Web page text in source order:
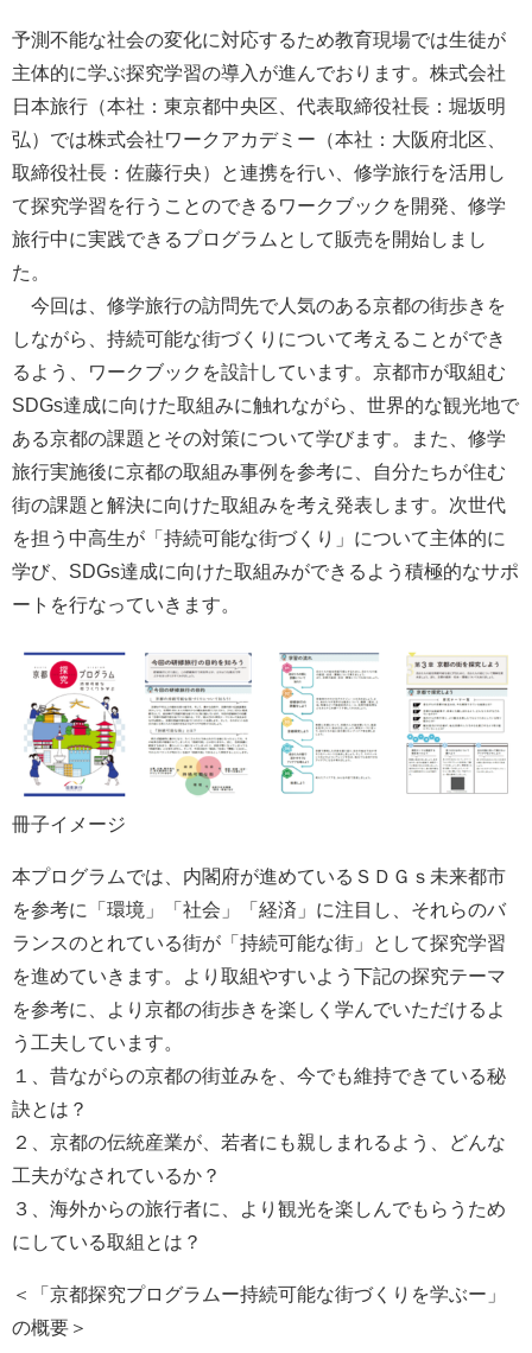
予測不能な社会の変化に対応するため教育現場では生徒が
主体的に学ぶ探究学習の導入が進んでおります。株式会社
日本旅行（本社：東京都中央区、代表取締役社長：堀坂明
弘）では株式会社ワークアカデミー（本社：大阪府北区、
取締役社長：佐藤行央）と連携を行い、修学旅行を活用し
て探究学習を行うことのできるワークブックを開発、修学
旅行中に実践できるプログラムとして販売を開始しまし
た。
今回は、修学旅行の訪問先で人気のある京都の街歩きを
しながら、持続可能な街づくりについて考えることができ
るよう、ワークブックを設計しています。京都市が取組む
SDGs達成に向けた取組みに触れながら、世界的な観光地で
ある京都の課題とその対策について学びます。また、修学
旅行実施後に京都の取組み事例を参考に、自分たちが住む
街の課題と解決に向けた取組みを考え発表します。次世代
を担う中高生が「持続可能な街づくり」について主体的に
学び、SDGs達成に向けた取組みができるよう積極的なサポ
ートを行なっていきます。
冊子イメージ
本プログラムでは、内閣府が進めているＳＤＧｓ未来都市
を参考に「環境」「社会」「経済」に注目し、それらのバ
ランスのとれている街が「持続可能な街」として探究学習
を進めていきます。より取組やすいよう下記の探究テーマ
を参考に、より京都の街歩きを楽しく学んでいただけるよ
う工夫しています。
１、昔ながらの京都の街並みを、今でも維持できている秘
訣とは？
２、京都の伝統産業が、若者にも親しまれるよう、どんな
工夫がなされているか？
３、海外からの旅行者に、より観光を楽しんでもらうため
にしている取組とは？
＜「京都探究プログラムー持続可能な街づくりを学ぶー」
の概要＞